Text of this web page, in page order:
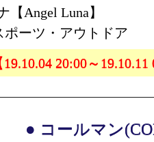
【Angel Luna】
ーツ・アウトドア
20:00～19.10.11
● コールマン